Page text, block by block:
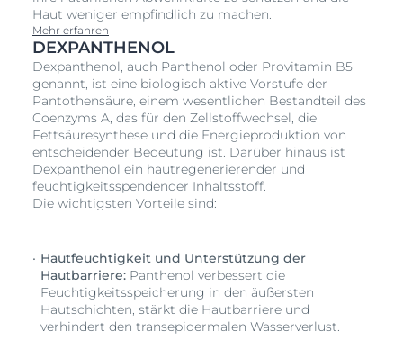
Haut weniger empfindlich zu machen.
Mehr erfahren
DEXPANTHENOL
Dexpanthenol, auch Panthenol oder Provitamin B5
genannt, ist eine biologisch aktive Vorstufe der
Pantothensäure, einem wesentlichen Bestandteil des
Coenzyms A, das für den Zellstoffwechsel, die
Fettsäuresynthese und die Energieproduktion von
entscheidender Bedeutung ist. Darüber hinaus ist
Dexpanthenol ein hautregenerierender und
feuchtigkeitsspendender Inhaltsstoff.
Die wichtigsten Vorteile sind:
Hautfeuchtigkeit und Unterstützung der
Hautbarriere: Panthenol verbessert die
Feuchtigkeitsspeicherung in den äußersten
Hautschichten, stärkt die Hautbarriere und
verhindert den transepidermalen Wasserverlust.